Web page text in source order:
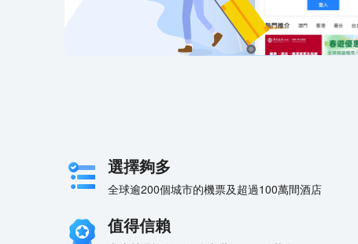
選擇夠多
全球逾200個城市的機票及超過100萬間酒店
值得信賴